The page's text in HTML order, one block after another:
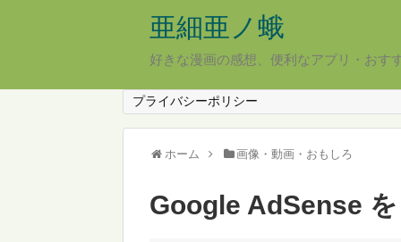
亜細亜ノ蛾
好きな漫画の感想、便利なアプリ・おす
プライバシーポリシー
ホーム 画像・動画・おもしろ
Google AdSense